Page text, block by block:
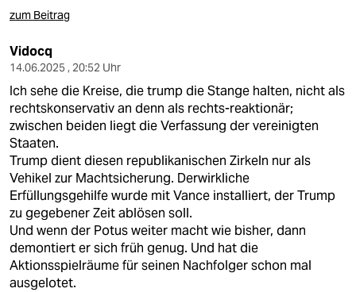
zum Beitrag
Vidocq
14.06.2025 , 20:52 Uhr
Ich sehe die Kreise, die trump die Stange halten, nicht als
rechtskonservativ an denn als rechts-reaktionär;
zwischen beiden liegt die Verfassung der vereinigten
Staaten.
Trump dient diesen republikanischen Zirkeln nur als
Vehikel zur Machtsicherung. Derwirkliche
Erfüllungsgehilfe wurde mit Vance installiert, der Trump
zu gegebener Zeit ablösen soll.
Und wenn der Potus weiter macht wie bisher, dann
demontiert er sich früh genug. Und hat die
Aktionsspielräume für seinen Nachfolger schon mal
ausgelotet.